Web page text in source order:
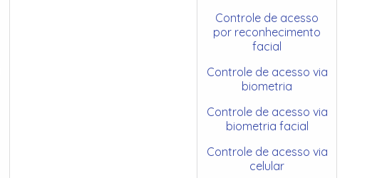
Controle de acesso
por reconhecimento
facial
Controle de acesso via
biometria
Controle de acesso via
biometria facial
Controle de acesso via
celular